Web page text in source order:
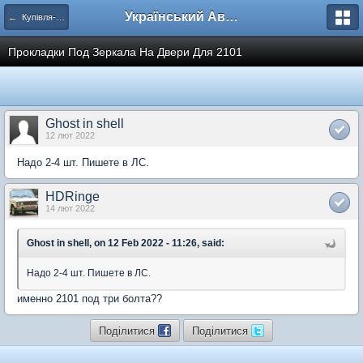
← Купівля-продаж Український Автоклуб ВАЗ
Прокладки Под Зеркала На Двери Для 2101
Ghost in shell
12 лют 2022
Надо 2-4 шт. Пишете в ЛС.
HDRinge
14 лют 2022
Ghost in shell, on 12 Feb 2022 - 11:26, said:
Надо 2-4 шт. Пишете в ЛС.
именно 2101 под три болта??
Поділитися Поділитися